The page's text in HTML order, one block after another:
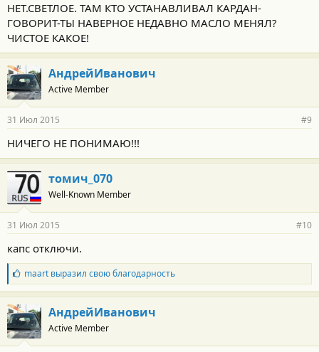
НЕТ.СВЕТЛОЕ. ТАМ КТО УСТАНАВЛИВАЛ КАРДАН-
ГОВОРИТ-ТЫ НАВЕРНОЕ НЕДАВНО МАСЛО МЕНЯЛ?
ЧИСТОЕ КАКОЕ!
АндрейИванович
Active Member
31 Июл 2015 #9
НИЧЕГО НЕ ПОНИМАЮ!!!
томич_070
Well-Known Member
31 Июл 2015 #10
капс отключи.
Б
л
а
г
о
д
а
maartвыразил свою благодарность
АндрейИванович
Active Member